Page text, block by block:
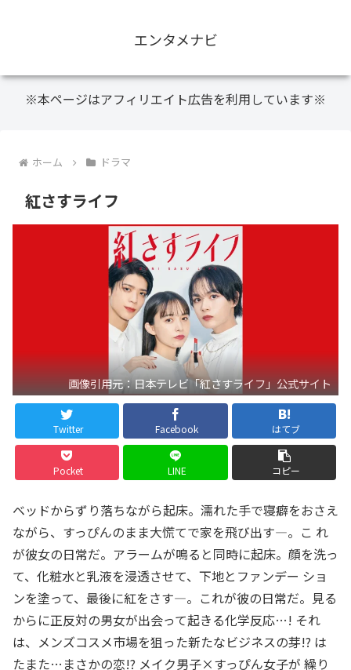
エンタメナビ
※本ページはアフィリエイト広告を利用しています※
ホーム ドラマ
紅さすライフ
画像引用元：日本テレビ「紅さすライフ」公式サイト
Twitter Facebook はてブ
Pocket LINE コピー
ベッドからずり落ちながら起床。濡れた手で寝癖をおさえ
ながら、すっぴんのまま大慌てで家を飛び出す―。こ れ
が彼女の日常だ。アラームが鳴ると同時に起床。顔を洗っ
て、化粧水と乳液を浸透させて、下地とファンデー ショ
ンを塗って、最後に紅をさす―。これが彼の日常だ。見る
からに正反対の男女が出会って起きる化学反応…! それ
は、メンズコスメ市場を狙った新たなビジネスの芽!? は
たまた…まさかの恋!? メイク男子×すっぴん女子が 繰り